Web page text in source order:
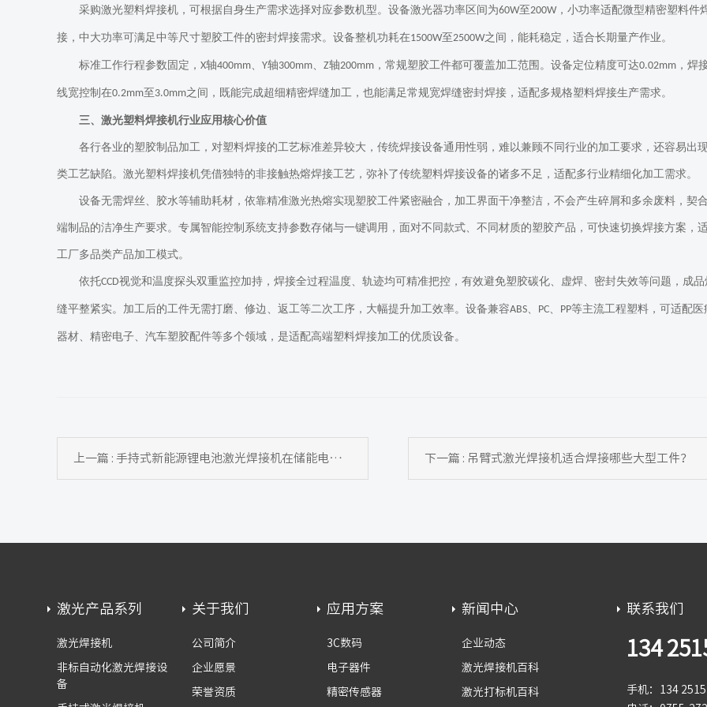
采购激光塑料焊接机，可根据自身生产需求选择对应参数机型。设备激光器功率区间为60W至200W，小功率适配微型精密塑料件
接，中大功率可满足中等尺寸塑胶工件的密封焊接需求。设备整机功耗在1500W至2500W之间，能耗稳定，适合长期量产作业。
标准工作行程参数固定， X轴400mm、 Y轴300mm、 Z轴200mm ，常规塑胶工件都可覆盖加工范围。设备定位精度可达0.02mm ，焊
线宽控制在0.2mm至 3.0mm之间，既能完成超细精密焊缝加工，也能满足常规宽焊缝密封焊接，适配多规格塑料焊接生产需求。
三、激光塑料焊接机行业应用核心价值
各行各业的塑胶制品加工，对塑料焊接的工艺标准差异较大，传统焊接设备通用性弱，难以兼顾不同行业的加工要求，还容易出
类工艺缺陷。激光塑料焊接机凭借独特的非接触热熔焊接工艺，弥补了传统塑料焊接设备的诸多不足，适配多行业精细化加工需求。
设备无需焊丝、胶水等辅助耗材，依靠精准激光热熔实现塑胶工件紧密融合，加工界面干净整洁，不会产生碎屑和多余废料，契
端制品的洁净生产要求。专属智能控制系统支持参数存储与一键调用，面对不同款式、不同材质的塑胶产品，可快速切换焊接方案，
工厂多品类产品加工模式。
依托CCD视觉和温度探头双重监控加持，焊接全过程温度、轨迹均可精准把控，有效避免塑胶碳化、虚焊、密封失效等问题，成品
缝平整紧实。加工后的工件无需打磨、修边、返工等二次工序，大幅提升加工效率。设备兼容ABS、 PC、 PP等主流工程塑料，可适配医
器材、精密电子、汽车塑胶配件等多个领域，是适配高端塑料焊接加工的优质设备。
上一篇 : 手持式新能源锂电池激光焊接机在储能电池维修中的应用前景 下一篇 : 吊臂式激光焊接机适合焊接哪些大型工件？
激光产品系列
激光焊接机
非标自动化激光焊接设
备
关于我们
公司简介
企业愿景
荣誉资质
应用方案
3C数码
电子器件
精密传感器
新闻中心
企业动态
激光焊接机百科
激光打标机百科
联系我们
134
手机：134 2515